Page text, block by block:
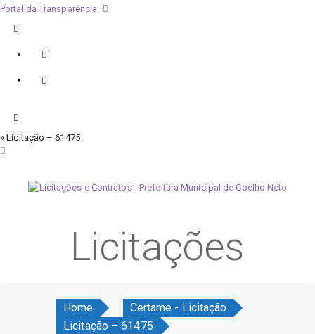
Portal da Transparência
» Licitação – 61475
Licitações
Home
Certame - Licitação
Licitação – 61475